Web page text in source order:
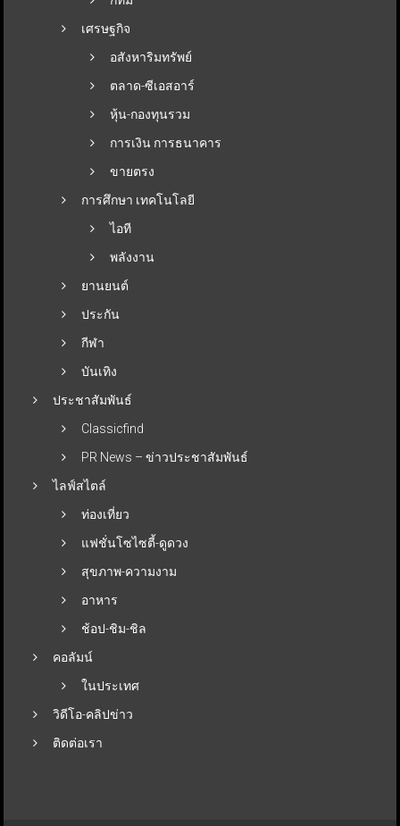
เศรษฐกิจ
อสังหาริมทรัพย์
ตลาด-ซีเอสอาร์
หุ้น-กองทุนรวม
การเงิน การธนาคาร
ขายตรง
การศึกษา เทคโนโลยี
ไอที
พลังงาน
ยานยนต์
ประกัน
กีฬา
บันเทิง
ประชาสัมพันธ์
Classicfind
PR News – ข่าวประชาสัมพันธ์
ไลฟ์สไตล์
ท่องเที่ยว
แฟชั่นโซไซตี้-ดูดวง
สุขภาพ-ความงาม
อาหาร
ช้อป-ชิม-ชิล
คอลัมน์
ในประเทศ
วิดีโอ-คลิปข่าว
ติดต่อเรา